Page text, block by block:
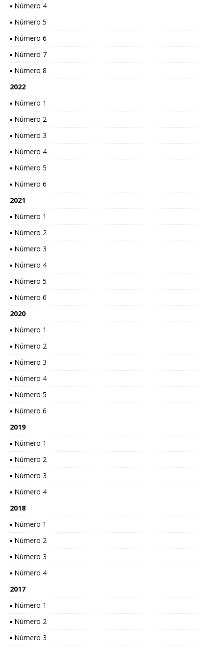
▪ Número 4
▪ Número 5
▪ Número 6
▪ Número 7
▪ Número 8
2022
▪ Número 1
▪ Número 2
▪ Número 3
▪ Número 4
▪ Número 5
▪ Número 6
2021
▪ Número 1
▪ Número 2
▪ Número 3
▪ Número 4
▪ Número 5
▪ Número 6
2020
▪ Número 1
▪ Número 2
▪ Número 3
▪ Número 4
▪ Número 5
▪ Número 6
2019
▪ Número 1
▪ Número 2
▪ Número 3
▪ Número 4
2018
▪ Número 1
▪ Número 2
▪ Número 3
▪ Número 4
2017
▪ Número 1
▪ Número 2
▪ Número 3